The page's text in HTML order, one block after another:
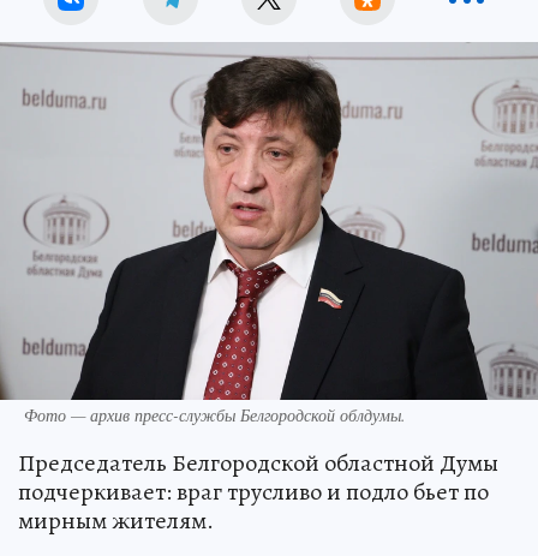
Фото — архив пресс-службы Белгородской облдумы.
Председатель Белгородской областной Думы
подчеркивает: враг трусливо и подло бьет по
мирным жителям.